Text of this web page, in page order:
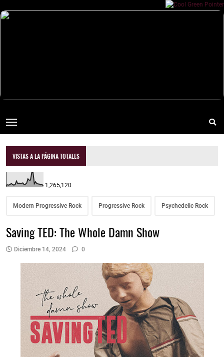
VISTAS A LA PÁGINA TOTALES
1,265,120
Modern Progressive Rock Progressive Rock Psychedelic Rock
Saving TED: The Whole Damn Show
Diciembre 14, 2024 0